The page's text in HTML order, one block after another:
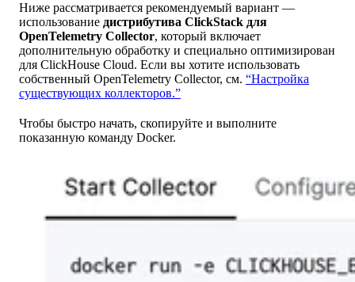
Ниже рассматривается рекомендуемый вариант —
использование дистрибутива ClickStack для
OpenTelemetry Collector, который включает
дополнительную обработку и специально оптимизирован
для ClickHouse Cloud. Если вы хотите использовать
собственный OpenTelemetry Collector, см. “Настройка
существующих коллекторов.”
Чтобы быстро начать, скопируйте и выполните
показанную команду Docker.